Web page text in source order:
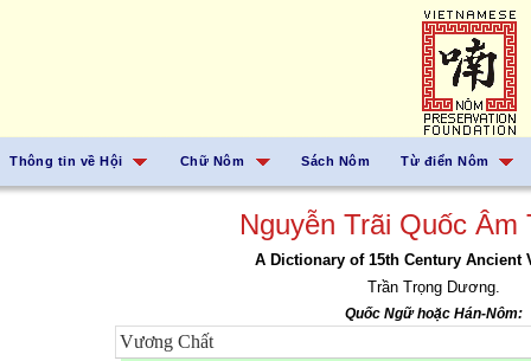
Thông tin về Hội Chữ Nôm Sách Nôm Từ điển Nôm
Nguyễn Trãi Quốc
A Dictionary of 15th Century Ancient
Trần Trọng Dương.
Quốc Ngữ hoặc Hán-Nôm: